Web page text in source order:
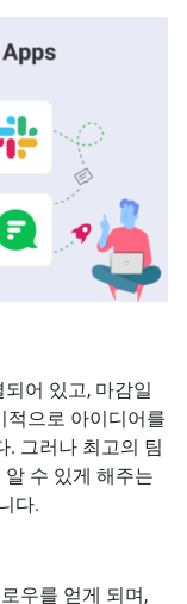
어 있고, 마감일
적으로 아이디어를
. 그러나 최고의 팀
수 있게 해주는
다.
우를 얻게 되며,